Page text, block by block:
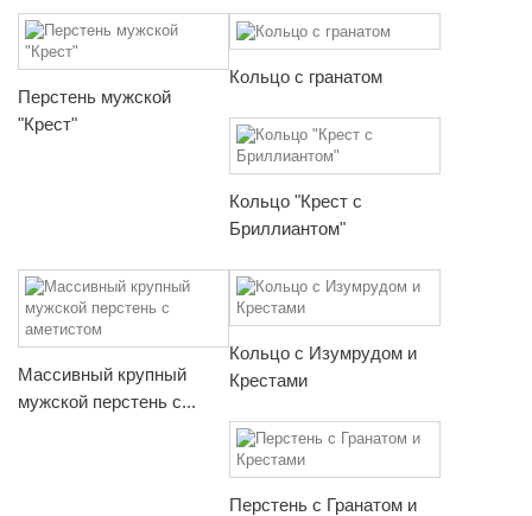
Перстень мужской
"Крест"
Кольцо с гранатом
Кольцо "Крест с
Бриллиантом"
Массивный крупный
мужской перстень с...
Кольцо с Изумрудом и
Крестами
Перстень с Гранатом и